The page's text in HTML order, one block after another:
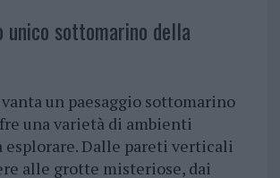
unico sottomarino della
vanta un paesaggio sottomarino
una varietà di ambienti
esplorare. Dalle pareti verticali
alle grotte misteriose, dai